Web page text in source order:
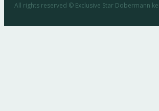
All rights reserved © Exclusive Star Dobermann